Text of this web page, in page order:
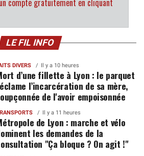
compte gratuitement en cliquant
LE FIL INFO
DIVERS Il y a 10 heures
d’une fillette à Lyon : le parquet
l’incarcération de sa mère,
de l'avoir empoisonnée
Il y a 11 heures
de Lyon : marche et vélo
les demandes de la
"Ça bloque ? On agit !"